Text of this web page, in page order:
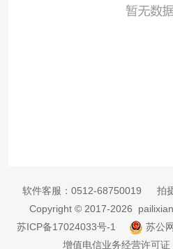
软件客服： 0512-68750019 拍
Copyright © 2017-2026
苏ICP备17024033号-1
苏公
增值电信业务经营许可